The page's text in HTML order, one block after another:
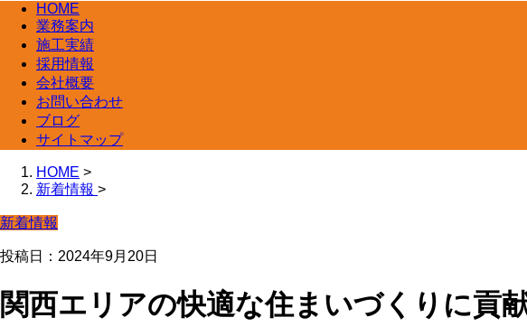
HOME
業務案内
施工実績
採用情報
会社概要
お問い合わせ
ブログ
サイトマップ
HOME >
新着情報 >
新着情報
投稿日：2024年9月20日
関西エリアの快適な住まいづくりに貢